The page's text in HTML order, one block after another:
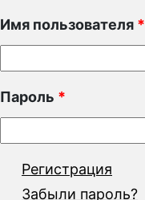
Имя пользователя *
Пароль *
Регистрация
Забыли пароль?